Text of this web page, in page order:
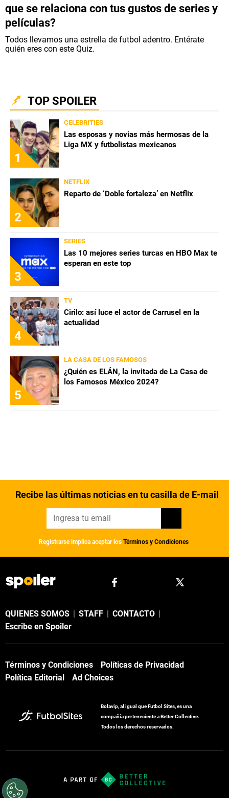
que se relaciona con tus gustos de series y
películas?
Todos llevamos una estrella de futbol adentro. Entérate
quién eres con este Quiz.
TOP SPOILER
1
CELEBRITIES
Las esposas y novias más hermosas de la
Liga MX y futbolistas mexicanos
2
NETFLIX
Reparto de ‘Doble fortaleza’ en Netflix
3
SERIES
Las 10 mejores series turcas en HBO Max te
esperan en este top
4
TV
Cirilo: así luce el actor de Carrusel en la
actualidad
5
LA CASA DE LOS FAMOSOS
¿Quién es ELÁN, la invitada de La Casa de
los Famosos México 2024?
Recibe las últimas noticias en tu casilla de E-mail
Registrarse implica aceptar los Términos y Condiciones
QUIENES SOMOS | STAFF | CONTACTO |
Escribe en Spoiler
Términos y Condiciones
Políticas de Privacidad
Política Editorial
Ad Choices
Bolavip, al igual que Futbol Sites, es una
compañía perteneciente a Better Collective.
Todos los derechos reservados.